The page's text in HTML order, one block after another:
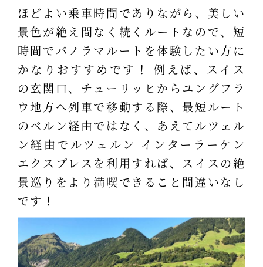
ほどよい乗車時間でありながら、美しい
景色が絶え間なく続くルートなので、短
時間でパノラマルートを体験したい方に
かなりおすすめです！ 例えば、スイス
の玄関口、チューリッヒからユングフラ
ウ地方へ列車で移動する際、最短ルート
のベルン経由ではなく、あえてルツェル
ン経由でルツェルン インターラーケン
エクスプレスを利用すれば、スイスの絶
景巡りをより満喫できること間違いなし
です！